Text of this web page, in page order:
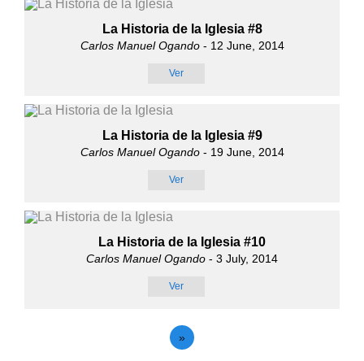
La Historia de la Iglesia #8
Carlos Manuel Ogando- 12 June, 2014
Ver
La Historia de la Iglesia #9
Carlos Manuel Ogando- 19 June, 2014
Ver
La Historia de la Iglesia #10
Carlos Manuel Ogando - 3 July, 2014
Ver
»